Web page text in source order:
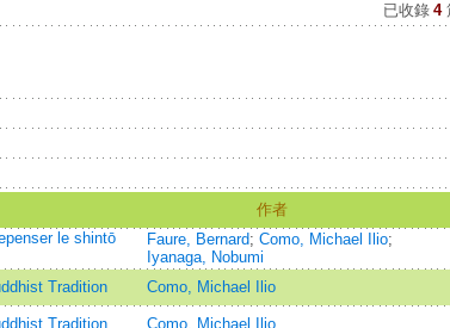
已收錄 4
作者
le shintō
Faure, Bernard; Como, Michael Ilio;
Iyanaga, Nobumi
Tradition Como, Michael Ilio
Tradition Como, Michael Ilio